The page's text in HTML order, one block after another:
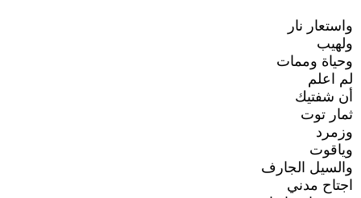
واستعار نار
ولهيب
وحياة وممات
لم اعلم
أن شفتيك
ثمار توت
وزمرد
وياقوت
والسيل الجارف
اجتاح مدني